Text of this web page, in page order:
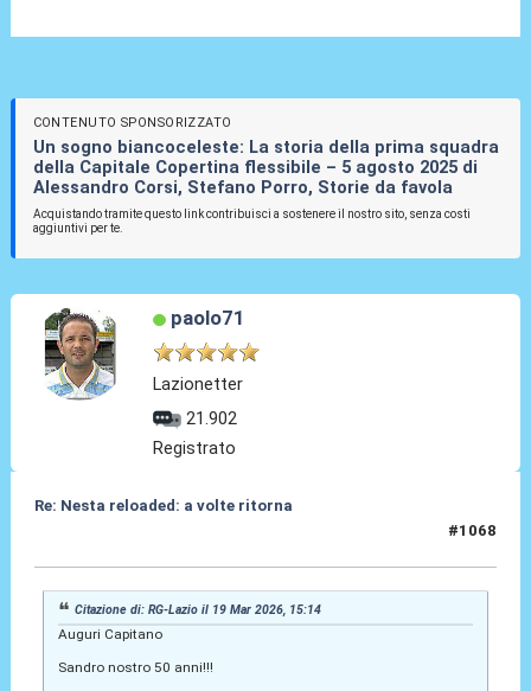
CONTENUTO SPONSORIZZATO
Un sogno biancoceleste: La storia della prima squadra
della Capitale Copertina flessibile – 5 agosto 2025 di
Alessandro Corsi, Stefano Porro, Storie da favola
Acquistando tramite questo link contribuisci a sostenere il nostro sito, senza costi
aggiuntivi per te.
paolo71
Lazionetter
21.902
Registrato
Re: Nesta reloaded: a volte ritorna
#1068
Citazione di: RG-Lazio il 19 Mar 2026, 15:14
Auguri Capitano
Sandro nostro 50 anni!!!